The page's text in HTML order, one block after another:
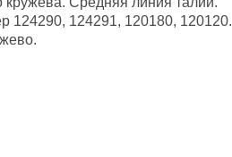
124290, 124291, 120180, 120120.